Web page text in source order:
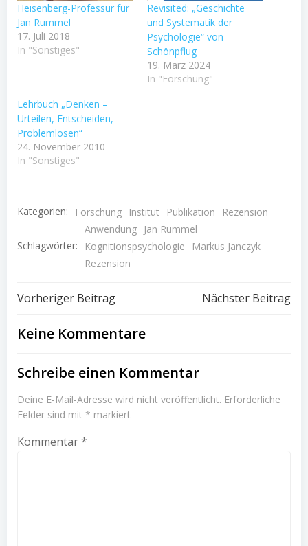
Heisenberg-Professur für
Jan Rummel
17. Juli 2018
In "Sonstiges"
Revisited: „Geschichte
und Systematik der
Psychologie“ von
Schönpflug
19. März 2024
In "Forschung"
Lehrbuch „Denken –
Urteilen, Entscheiden,
Problemlösen“
24. November 2010
In "Sonstiges"
Kategorien: Forschung Institut Publikation Rezension
Schlagwörter:
Anwendung
Jan Rummel
Kognitionspsychologie
Markus Janczyk
Rezension
Beitragsnavigation
Vorheriger Beitrag Nächster Beitrag
Keine Kommentare
Schreibe einen Kommentar
Deine E-Mail-Adresse wird nicht veröffentlicht. Erforderliche
Felder sind mit * markiert
Kommentar*